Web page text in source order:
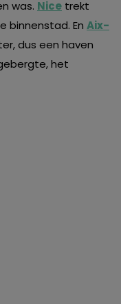
advertenties te
op je
voorkeuren
en
gebruik van alle
was. Nice trekt
binnenstad. En Aix-
dus een haven
het